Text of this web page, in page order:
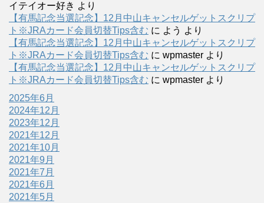
イテイオー好き より
【有馬記念当選記念】12月中山キャンセルゲットスクリプ
ト※JRAカード会員切替Tips含む に よう より
【有馬記念当選記念】12月中山キャンセルゲットスクリプ
ト※JRAカード会員切替Tips含む に wpmaster より
【有馬記念当選記念】12月中山キャンセルゲットスクリプ
ト※JRAカード会員切替Tips含む に wpmaster より
2025年6月
2024年12月
2023年12月
2021年12月
2021年10月
2021年9月
2021年7月
2021年6月
2021年5月